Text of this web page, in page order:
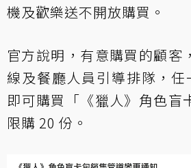
機及歡樂送不開放購買。
官方說明，有意購買的顧客
線及餐廳人員引導排隊，任
即可購買「《獵人》角色盲
限購 20 份。